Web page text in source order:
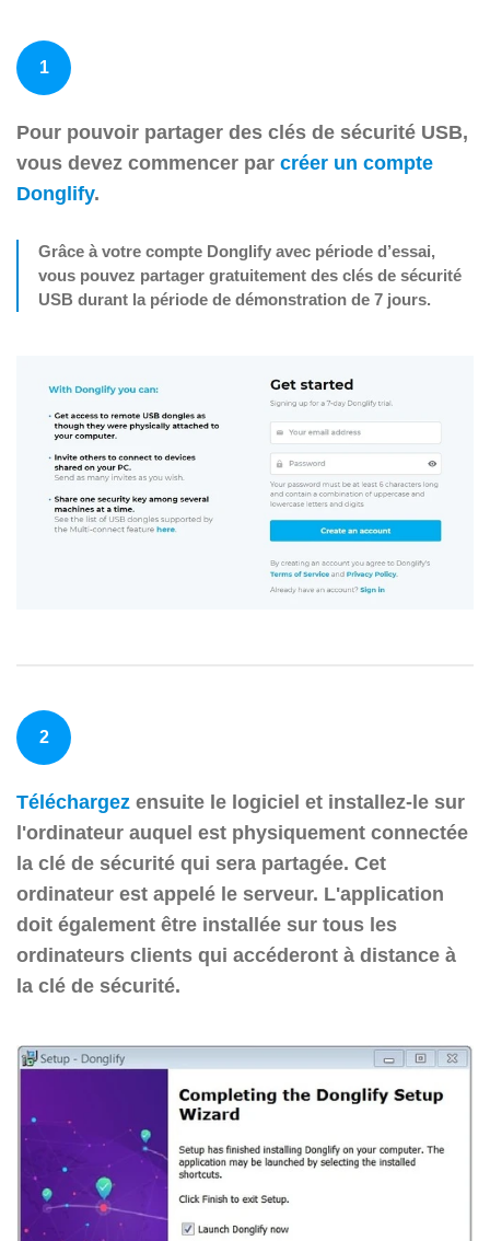
1
Pour pouvoir partager des clés de sécurité USB,
vous devez commencer par créer un compte
Donglify.
Grâce à votre compte Donglify avec période d’essai,
vous pouvez partager gratuitement des clés de sécurité
USB durant la période de démonstration de 7 jours.
2
Téléchargez ensuite le logiciel et installez-le sur
l'ordinateur auquel est physiquement connectée
la clé de sécurité qui sera partagée. Cet
ordinateur est appelé le serveur. L'application
doit également être installée sur tous les
ordinateurs clients qui accéderont à distance à
la clé de sécurité.